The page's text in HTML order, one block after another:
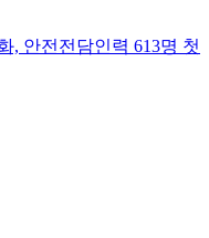
, 안전전담인력 613명 첫